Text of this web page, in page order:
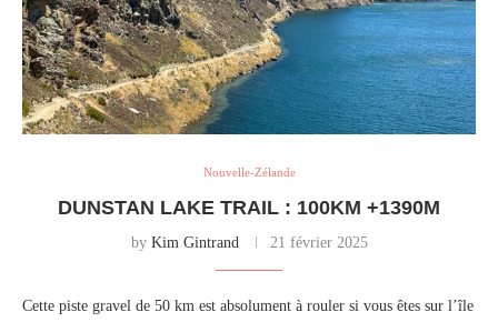
Nouvelle-Zélande
DUNSTAN LAKE TRAIL : 100KM +1390M
by Kim Gintrand 21 février 2025
Cette piste gravel de 50 km est absolument à rouler si vous êtes sur l’île